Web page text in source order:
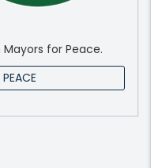
for Peace.